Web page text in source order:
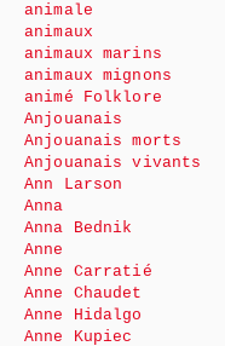
animale
animaux
animaux marins
animaux mignons
animé Folklore
Anjouanais
Anjouanais morts
Anjouanais vivants
Ann Larson
Anna
Anna Bednik
Anne
Anne Carratié
Anne Chaudet
Anne Hidalgo
Anne Kupiec